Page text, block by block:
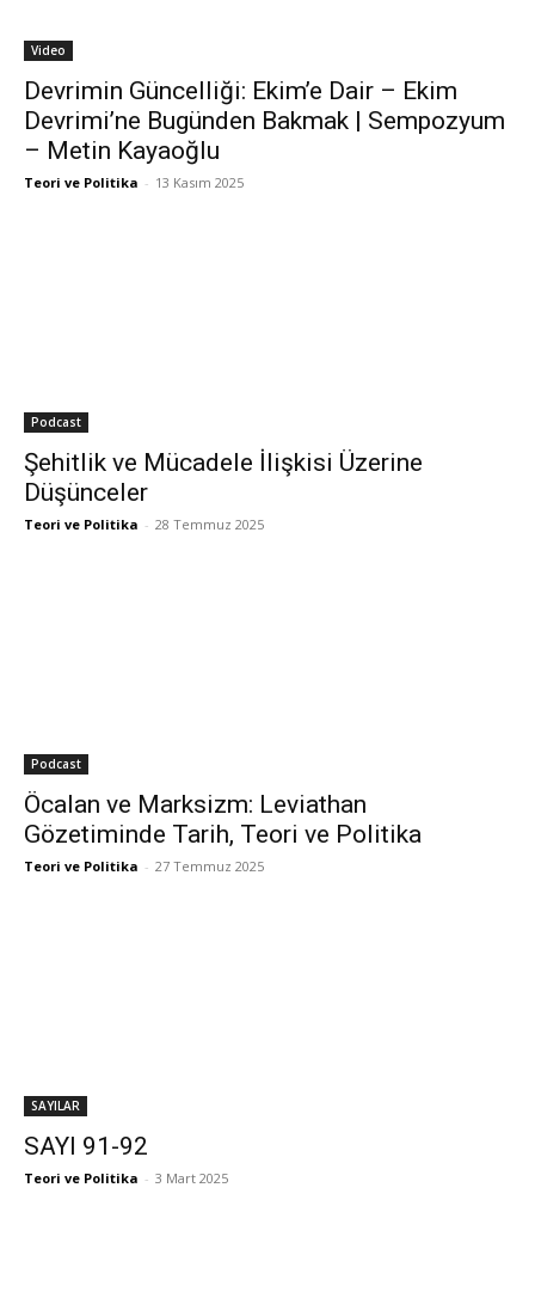
Video
Devrimin Güncelliği: Ekim’e Dair – Ekim
Devrimi’ne Bugünden Bakmak | Sempozyum
– Metin Kayaoğlu
Teori ve Politika - 13 Kasım 2025
Podcast
Şehitlik ve Mücadele İlişkisi Üzerine
Düşünceler
Teori ve Politika - 28 Temmuz 2025
Podcast
Öcalan ve Marksizm: Leviathan
Gözetiminde Tarih, Teori ve Politika
Teori ve Politika - 27 Temmuz 2025
SAYILAR
SAYI 91-92
Teori ve Politika - 3 Mart 2025